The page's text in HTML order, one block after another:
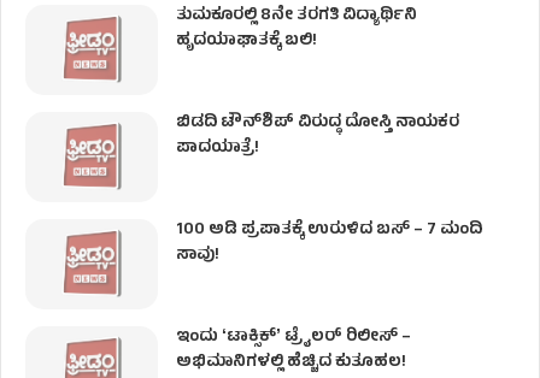
ತುಮಕೂರಲ್ಲಿ 8ನೇ ತರಗತಿ ವಿದ್ಯಾರ್ಥಿನಿ
ಹೃದಯಾಘಾತಕ್ಕೆ ಬಲಿ!
ಬಿಡದಿ ಟೌನ್‌ಶಿಪ್‌ ವಿರುದ್ಧ ದೋಸ್ತಿ ನಾಯಕರ
ಪಾದಯಾತ್ರೆ!
100 ಅಡಿ ಪ್ರಪಾತಕ್ಕೆ ಉರುಳಿದ ಬಸ್‌ – 7 ಮಂದಿ
ಸಾವು!
ಇಂದು ʻಟಾಕ್ಸಿಕ್ʼ ಟ್ರೈಲರ್ ರಿಲೀಸ್‌ –
ಅಭಿಮಾನಿಗಳಲ್ಲಿ ಹೆಚ್ಚಿದ ಕುತೂಹಲ!